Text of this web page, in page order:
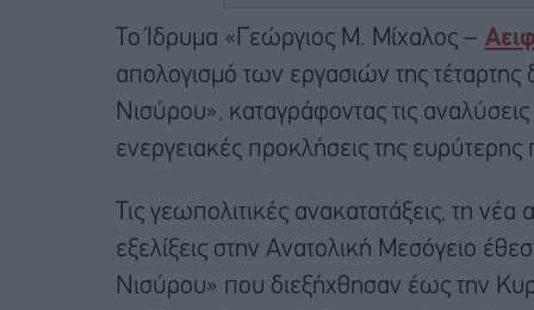
Το Ίδρυμα «Γεώργιος Μ. Μίχαλος –
απολογισμό των εργασιών της
Νισύρου», καταγράφοντας τις
ενεργειακές προκλήσεις της ευρύτερης
Τις γεωπολιτικές ανακατατάξεις, τη νέα
εξελίξεις στην Ανατολική Μεσόγειο
Νισύρου» που διεξήχθησαν έως την